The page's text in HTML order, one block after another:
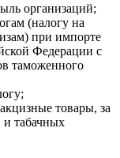
организаций;
(налогу на
при импорте
Федерации с
таможенного
товары, за
и табачных